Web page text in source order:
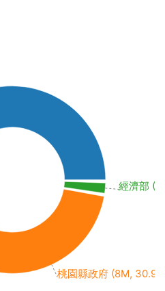
桃園縣政府 (8M,
經濟部